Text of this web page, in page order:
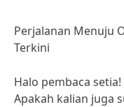
Perjalanan Menuju
Terkini
Halo pembaca
Apakah kalian juga